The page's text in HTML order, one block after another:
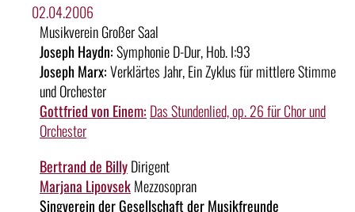
02.04.2006
Musikverein Großer Saal
Joseph Haydn:Symphonie D-Dur, Hob. I:93
Joseph Marx:Verklärtes Jahr, Ein Zyklus für mittlere Stimme
und Orchester
Gottfried von Einem: Das Stundenlied, op. 26 für Chor und
Orchester
Bertrand de BillyDirigent
Marjana LipovsekMezzosopran
Singverein der Gesellschaft der Musikfreunde